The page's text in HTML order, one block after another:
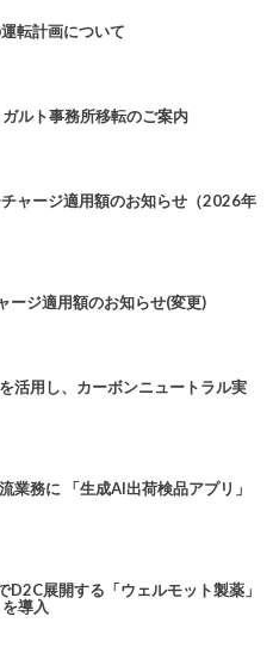
転計画について
ルト事務所移転のご案内
ャージ適用額のお知らせ（2026年
ジ適用額のお知らせ(変更)
活用し、カーボンニュートラル実
業務に 「生成AI出荷検品アプリ」
D2C展開する「ウェルモット製薬」
導入